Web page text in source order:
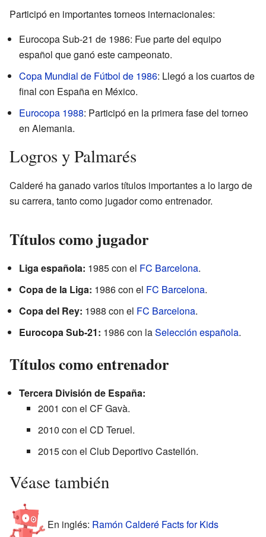
Participó en importantes torneos internacionales:
Eurocopa Sub-21 de 1986: Fue parte del equipo
español que ganó este campeonato.
Copa Mundial de Fútbol de 1986: Llegó a los cuartos de
final con España en México.
Eurocopa 1988: Participó en la primera fase del torneo
en Alemania.
Logros y Palmarés
Calderé ha ganado varios títulos importantes a lo largo de
su carrera, tanto como jugador como entrenador.
Títulos como jugador
Liga española: 1985 con el FC Barcelona.
Copa de la Liga: 1986 con el FC Barcelona.
Copa del Rey: 1988 con el FC Barcelona.
Eurocopa Sub-21: 1986 con laSelección española.
Títulos como entrenador
Tercera División de España:
2001 con el CF Gavà.
2010 con el CD Teruel.
2015 con el Club Deportivo Castellón.
Véase también
En inglés: Ramón Calderé Facts for Kids